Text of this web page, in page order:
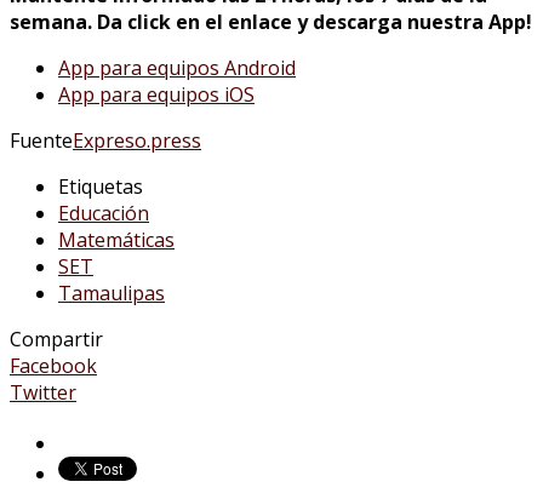
semana. Da click en el enlace y descarga nuestra App!
App para equipos Android
App para equipos iOS
FuenteExpreso.press
Etiquetas
Educación
Matemáticas
SET
Tamaulipas
Compartir
Facebook
Twitter